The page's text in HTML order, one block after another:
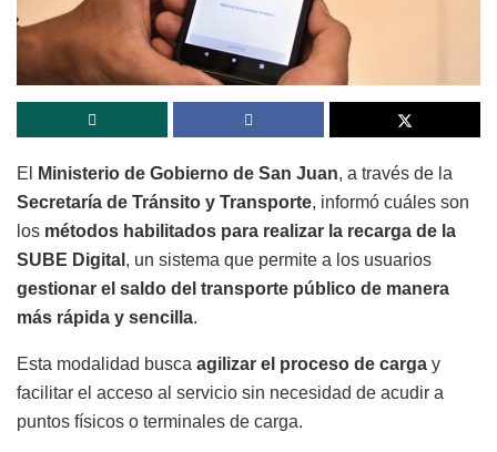
El Ministerio de Gobierno de San Juan, a través de la
Secretaría de Tránsito y Transporte, informó cuáles son
los métodos habilitados para realizar la recarga de la
SUBE Digital , un sistema que permite a los usuarios
gestionar el saldo del transporte público de manera
más rápida y sencilla.
Esta modalidad busca agilizar el proceso de carga y
facilitar el acceso al servicio sin necesidad de acudir a
puntos físicos o terminales de carga.